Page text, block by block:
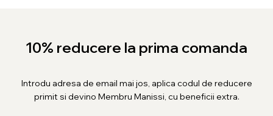
10% reducere la prima comanda
Introdu adresa de email mai jos, aplica codul de reducere
primit si devino Membru Manissi, cu beneficii extra.